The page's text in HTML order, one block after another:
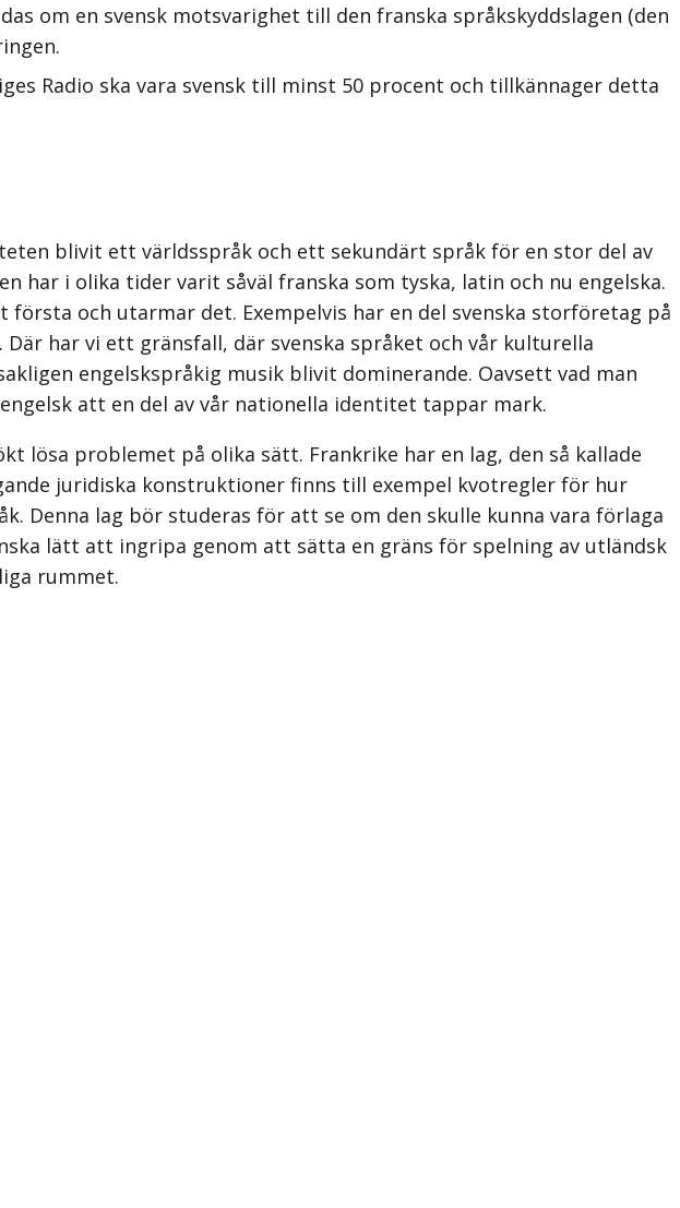
om en svensk motsvarighet till den franska språkskyddslagen (den
Radio ska vara svensk till minst 50 procent och tillkännager detta
blivit ett världsspråk och ett sekundärt språk för en stor del av
har i olika tider varit såväl franska som tyska, latin och nu engelska.
och utarmar det. Exempelvis har en del svenska storföretag på
har vi ett gränsfall, där svenska språket och vår kulturella
engelskspråkig musik blivit dominerande. Oavsett vad man
att en del av vår nationella identitet tappar mark.
lösa problemet på olika sätt. Frankrike har en lag, den så kallade
juridiska konstruk­tioner finns till exempel kvotregler för hur
Denna lag bör studeras för att se om den skulle kunna vara förlaga
lätt att ingripa genom att sätta en gräns för spelning av utländsk
rummet.